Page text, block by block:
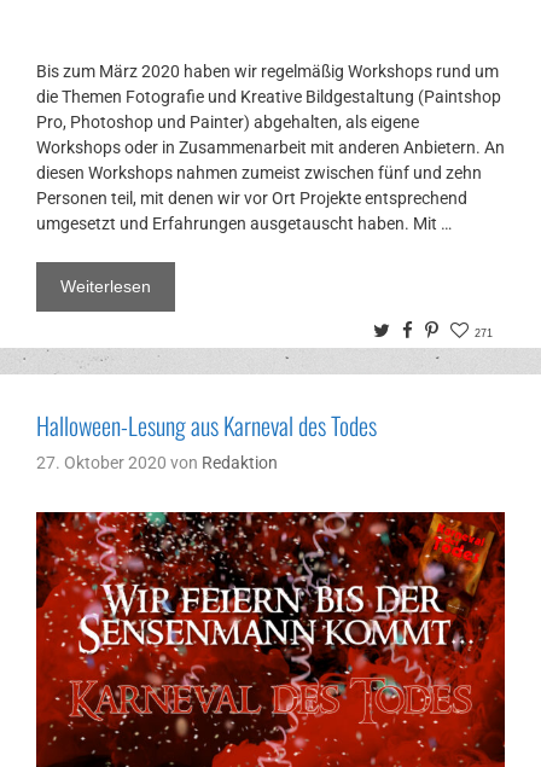
Bis zum März 2020 haben wir regelmäßig Workshops rund um
die Themen Fotografie und Kreative Bildgestaltung (Paintshop
Pro, Photoshop und Painter) abgehalten, als eigene
Workshops oder in Zusammenarbeit mit anderen Anbietern. An
diesen Workshops nahmen zumeist zwischen fünf und zehn
Personen teil, mit denen wir vor Ort Projekte entsprechend
umgesetzt und Erfahrungen ausgetauscht haben. Mit …
Weiterlesen
TwitterFacebook
Pinterest
271
Halloween-Lesung aus Karneval des Todes
27. Oktober 2020 von Redaktion